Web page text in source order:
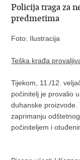
Policija traga za
predmetima
Foto: Ilustracija
Teška krađa
Tijekom, 11./12.
počinitelj je provalio
duhanske
zaprimanju
počiniteljem i